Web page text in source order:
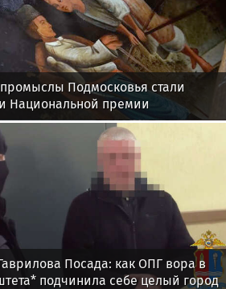
Подмосковья стали
Национальной премии
Посада: как ОПГ вора в
подчинила себе целый город